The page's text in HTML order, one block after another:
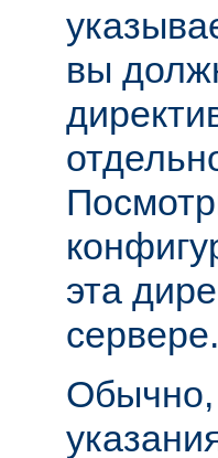
вы
эта
сервере.
Обычно,